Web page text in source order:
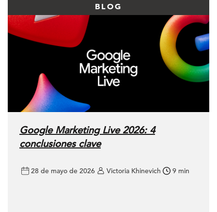
BLOG
Google Marketing Live 2026: 4
conclusiones clave
28 de mayo de 2026 Victoria Khinevich 9 min